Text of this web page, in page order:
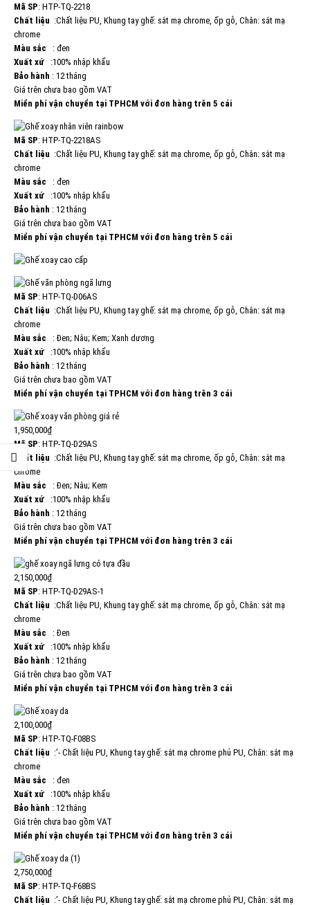
Mã SP: HTP-TQ-2218
Chất liệu :Chất liệu PU, Khung tay ghế: sắt mạ chrome, ốp gỗ, Chân: sắt mạ
chrome
Màu sắc
: đen
Xuất xứ
:100% nhập khẩu
Bảo hành : 12 tháng
Giá trên chưa bao gồm VAT
Miển phí vận chuyển tại TPHCM với đơn hàng trên 5 cái
Mã SP: HTP-TQ-2218AS
Chất liệu :Chất liệu PU, Khung tay ghế: sắt mạ chrome, ốp gỗ, Chân: sắt mạ
chrome
Màu sắc
: đen
Xuất xứ
:100% nhập khẩu
Bảo hành : 12 tháng
Giá trên chưa bao gồm VAT
Miển phí vận chuyển tại TPHCM với đơn hàng trên 5 cái
Mã SP: HTP-TQ-D06AS
Chất liệu :Chất liệu PU, Khung tay ghế: sắt mạ chrome, ốp gỗ, Chân: sắt mạ
chrome
Màu sắc
: Đen; Nâu; Kem; Xanh dương
Xuất xứ
:100% nhập khẩu
Bảo hành : 12 tháng
Giá trên chưa bao gồm VAT
Miển phí vận chuyển tại TPHCM với đơn hàng trên 3 cái
1,950,000₫
Mã SP: HTP-TQ-D29AS
Chất liệu :Chất liệu PU, Khung tay ghế: sắt mạ chrome, ốp gỗ, Chân: sắt mạ
chrome
Màu sắc
: Đen; Nâu; Kem
Xuất xứ
:100% nhập khẩu
Bảo hành : 12 tháng
Giá trên chưa bao gồm VAT
Miển phí vận chuyển tại TPHCM với đơn hàng trên 3 cái
2,150,000₫
Mã SP: HTP-TQ-D29AS-1
Chất liệu :Chất liệu PU, Khung tay ghế: sắt mạ chrome, ốp gỗ, Chân: sắt mạ
chrome
Màu sắc
: Đen
Xuất xứ
:100% nhập khẩu
Bảo hành : 12 tháng
Giá trên chưa bao gồm VAT
Miển phí vận chuyển tại TPHCM với đơn hàng trên 3 cái
2,100,000₫
Mã SP: HTP-TQ-F08BS
Chất liệu :’- Chất liệu PU, Khung tay ghế: sắt mạ chrome phủ PU, Chân: sắt mạ
chrome
Màu sắc
: đen
Xuất xứ
:100% nhập khẩu
Bảo hành : 12 tháng
Giá trên chưa bao gồm VAT
Miển phí vận chuyển tại TPHCM với đơn hàng trên 3 cái
2,750,000₫
Mã SP: HTP-TQ-F68BS
Chất liệu :’- Chất liệu PU, Khung tay ghế: sắt mạ chrome phủ PU, Chân: sắt mạ